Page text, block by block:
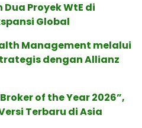
Dua Proyek WtE di
Global
Management melalui
dengan Allianz
of the Year 2026”,
Terbaru di Asia